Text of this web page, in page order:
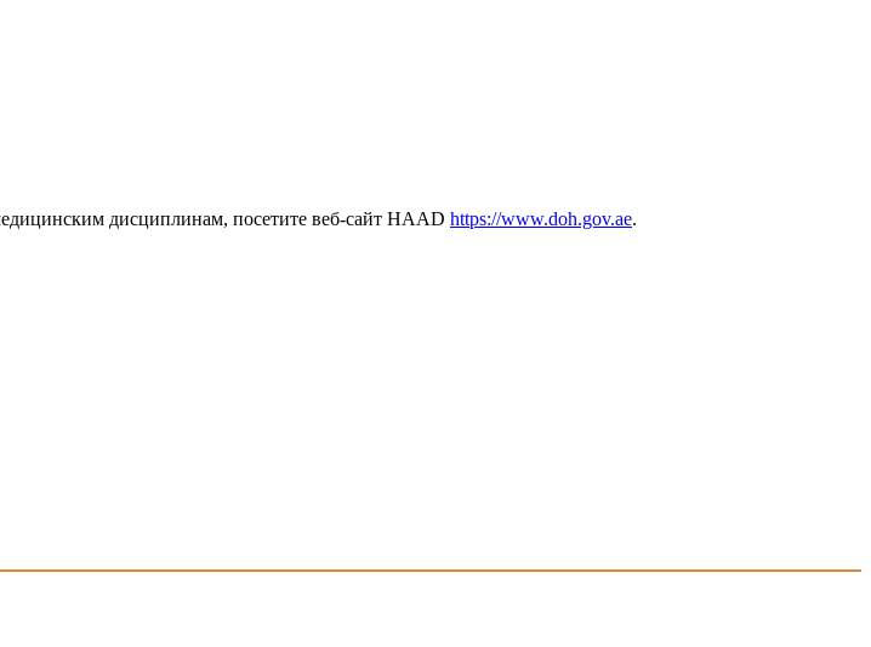
дисциплинам, посетите веб-сайт HAAD https://www.doh.gov.ae.